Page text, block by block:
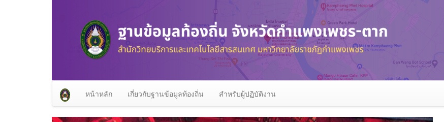
หน้าหลัก เกี่ยวกับฐานข้อมูลท้องถิ่น สำหรับผู้ปฏิบัติงาน